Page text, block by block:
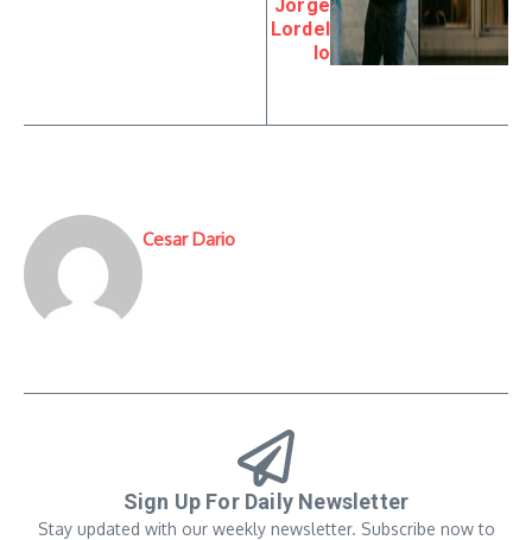
Jorge
Lordel
lo
Cesar Dario
Sign Up For Daily Newsletter
Stay updated with our weekly newsletter. Subscribe now to